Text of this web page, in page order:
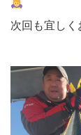
次回も宜しく